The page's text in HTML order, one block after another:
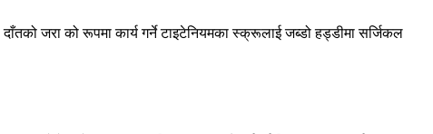
जरा को रूपमा कार्य गर्ने टाइटेनियमका स्क्रूलाई जब्डो हड्डीमा सर्जिकल